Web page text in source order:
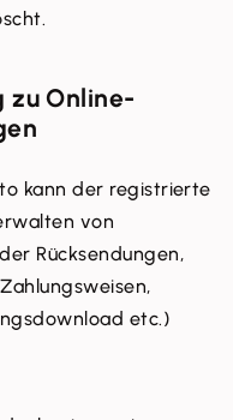
zu Online-
kann der registrierte
von
Rücksendungen,
etc.)